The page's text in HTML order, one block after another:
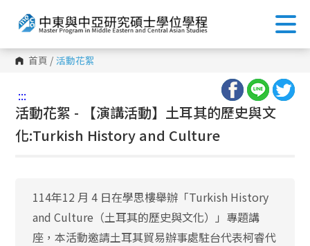
首頁 / 活動花絮
:::
活動花絮 - 【演講活動】土耳其的歷史與文
化:Turkish History and Culture
114年12 月 4 日在學思樓舉辦「Turkish History
and Culture（土耳其的歷史與文化）」專題講
座，本活動邀請土耳其貿易辦事處駐台代表柯睿代